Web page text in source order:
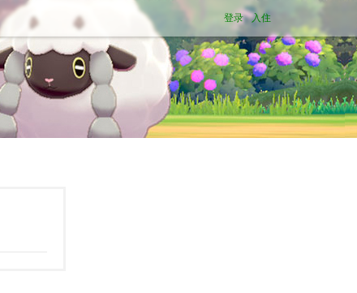
登录 入住